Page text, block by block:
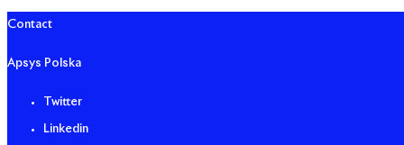
Contact
Apsys Polska
Twitter
Linkedin